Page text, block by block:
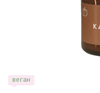
веган